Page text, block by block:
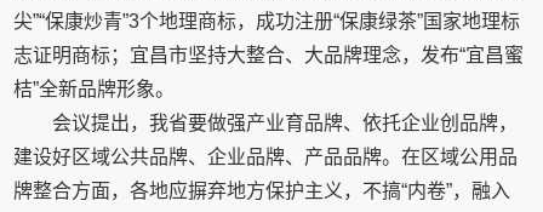
尖”“保康炒青”3个地理商标，成功注册“保康绿茶”国家地理标
志证明商标；宜昌市坚持大整合、大品牌理念，发布“宜昌蜜
桔”全新品牌形象。
会议提出，我省要做强产业育品牌、依托企业创品牌，
建设好区域公共品牌、企业品牌、产品品牌。在区域公用品
牌整合方面，各地应摒弃地方保护主义，不搞“内卷”，融入